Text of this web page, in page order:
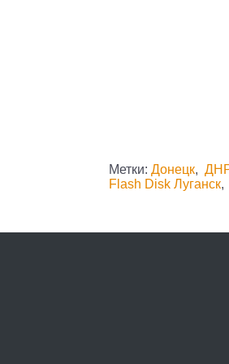
Метки:Донецк,
Flash Disk Луганск,